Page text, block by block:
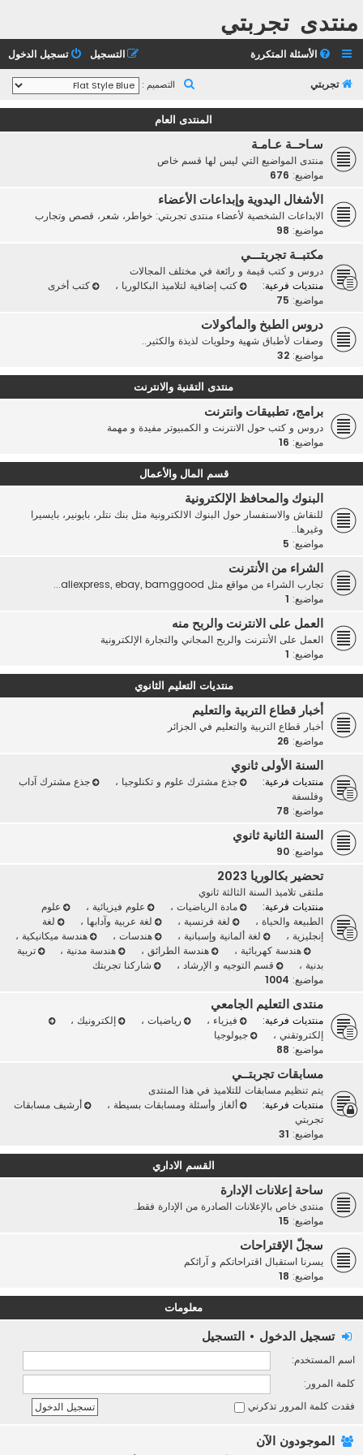
منتدى تجربتي
الأسئلة المتكررة تسجيل الدخول التسجيل
تجربتي التصميم :
ث
المنتدى العام
سـاحــة عـامـة
منتدى المواضيع التي ليس لها قسم خاص
مواضيع: 676
الأشغال اليدوية وإبداعات الأعضاء
الابداعات الشخصية لأعضاء منتدى تجربتي: خواطر، شعر، قصص وتجارب
مواضيع: 98
مكتبــة تجربتـــي
دروس و كتب قيمة و رائعة في مختلف المجالات
منتديات فرعية:
كتب إضافية لتلاميذ البكالوريا ،
كتب أخرى
مواضيع: 75
دروس الطبخ والمأكولات
وصفات لأطباق شهية وحلويات لذيذة والكثير..
مواضيع: 32
منتدى التقنية والانترنت
برامج، تطبيقات وانترنت
دروس و كتب حول الانترنت و الكمبيوتر مفيدة و مهمة
مواضيع: 16
قسم المال والأعمال
البنوك والمحافظ الإلكترونية
للنقاش والاستفسار حول البنوك الالكترونية مثل بنك نتلر، بايونير، بايسيرا
وغيرها..
مواضيع: 5
الشراء من الأنترنت
تجارب الشراء من مواقع مثل aliexpress, ebay, bamggood...
مواضيع: 1
العمل على الانترنت والربح منه
العمل على الأنترنت والربح المجاني والتجارة الإلكترونية
مواضيع: 1
منتديات التعليم الثانوي
أخبار قطاع التربية والتعليم
أخبار قطاع التربية والتعليم في الجزائر
مواضيع: 26
السنة الأولى ثانوي
منتديات فرعية: جذع مشترك علوم و تكنلوجيا ،
جذع مشترك آداب
وفلسفة
مواضيع: 78
السنة الثانية ثانوي
مواضيع: 90
تحضير بكالوريا 2023
ملتقى تلاميذ السنة الثالثة ثانوي
منتديات فرعية:
مادة الرياضيات ، علوم فيزيائية ،
علوم
الطبيعة والحياة ، لغة فرنسية ، لغة عربية وآدابها ،
لغة
إنجليزية ، لغة ألمانية وإسبانية ، هندسات ، هندسة ميكانيكية ،
هندسة كهربائية ، هندسة الطرائق ، هندسة مدنية ،
تربية
بدنية ، قسم التوجيه و الإرشاد ،
شاركنا تجربتك
مواضيع: 1004
منتدى التعليم الجامعي
منتديات فرعية: فيزياء ، رياضيات ، إلكترونيك ،
إلكتروتقني ،
جيولوجيا
مواضيع: 88
مسابقات تجربتــي
يتم تنظيم مسابقات للتلاميذ في هذا المنتدى
منتديات فرعية:
ألغاز وأسئلة ومسابقات بسيطة ،
أرشيف مسابقات
تجربتي
مواضيع: 31
القسم الاداري
ساحة إعلانات الإدارة
منتدى خاص بالإعلانات الصادرة من الإدارة فقط.
مواضيع: 15
سجلّ الإقتراحات
يسرنا استقبال اقتراحاتكم و آرائكم
مواضيع: 18
معلومات
تسجيل الدخول • التسجيل
اسم المستخدم:
كلمة المرور:
فقدت كلمة المرور تذكرني
الموجودون الآن